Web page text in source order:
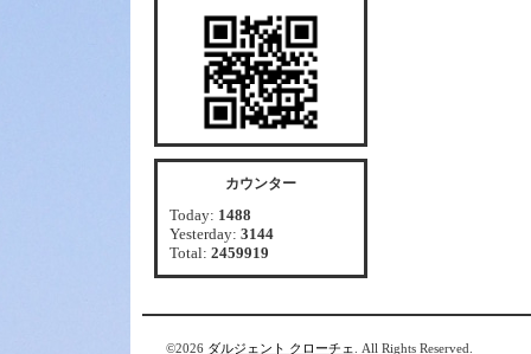
カウンター
Today: 1488
Yesterday: 3144
Total: 2459919
©2026 ダルジェント クローチェ . All Rights Reserved.